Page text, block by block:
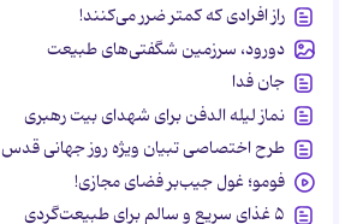
راز افرادی که کمتر ضرر می‌کنند!
دورود، سرزمین شگفتی‌های طبیعت
جان فدا
نماز لیله الدفن برای شهدای بیت رهبری
طرح اختصاصی تبیان ویژه روز جهانی قدس
فومو؛ غول جیب‌بر فضای مجازی!
۵ غذای سریع و سالم برای طبیعت‌گردی